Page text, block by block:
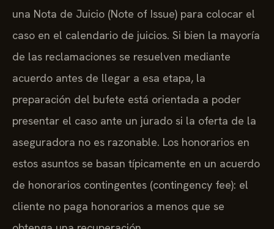
una Nota de Juicio (Note of Issue) para colocar el
caso en el calendario de juicios. Si bien la mayoría
de las reclamaciones se resuelven mediante
acuerdo antes de llegar a esa etapa, la
preparación del bufete está orientada a poder
presentar el caso ante un jurado si la oferta de la
aseguradora no es razonable. Los honorarios en
estos asuntos se basan típicamente en un acuerdo
de honorarios contingentes (contingency fee): el
cliente no paga honorarios a menos que se